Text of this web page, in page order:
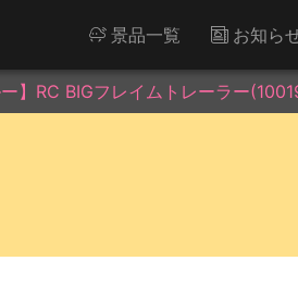
景品一覧 お知ら
ー】RC BIGフレイムトレーラー